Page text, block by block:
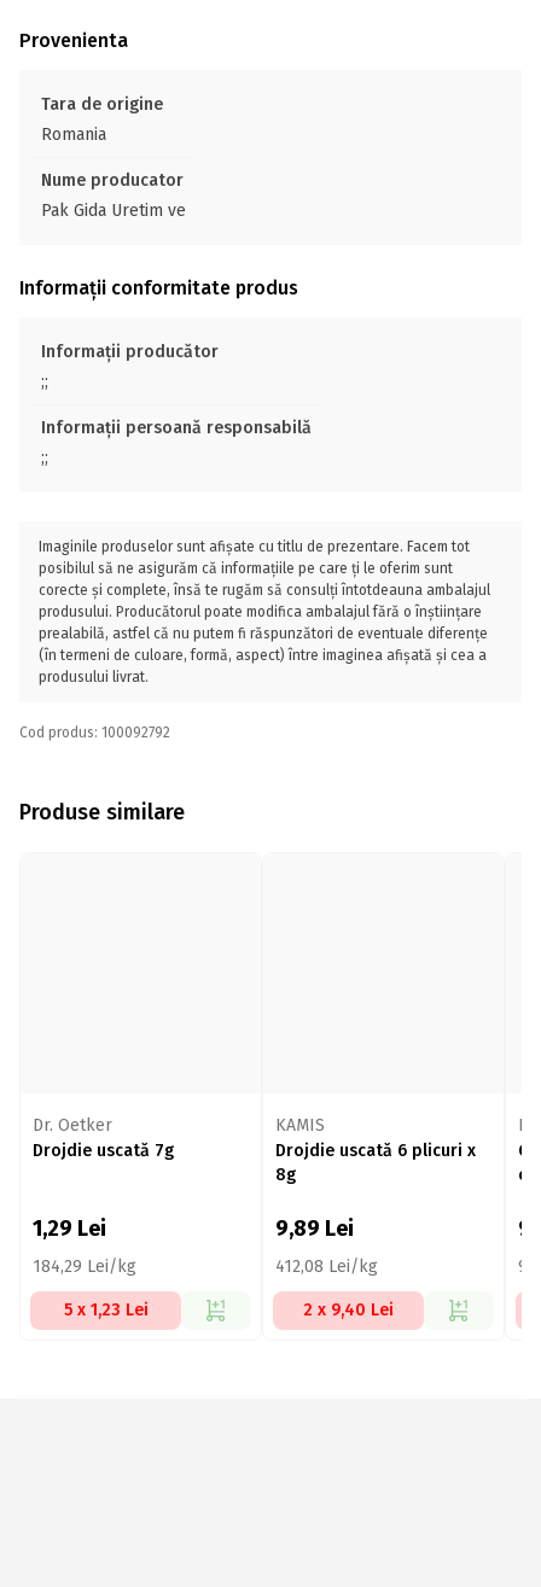
Provenienta
Tara de origine
Romania
Nume producator
Pak Gida Uretim ve
Informații conformitate produs
Informații producător
;;
Informații persoană responsabilă
;;
Imaginile produselor sunt afișate cu titlu de prezentare. Facem tot
posibilul să ne asigurăm că informațiile pe care ți le oferim sunt
corecte și complete, însă te rugăm să consulți întotdeauna ambalajul
produsului. Producătorul poate modifica ambalajul fără o înștiințare
prealabilă, astfel că nu putem fi răspunzători de eventuale diferențe
(în termeni de culoare, formă, aspect) între imaginea afișată și cea a
produsului livrat.
Cod produs: 100092792
Produse similare
Dr. Oetker
Drojdie uscată 7g
1,29 Lei
184,29 Lei/kg
5 x 1,23 Lei
KAMIS
Drojdie uscată 6 plicuri x
8g
9,89 Lei
412,08 Lei/kg
2 x 9,40 Lei